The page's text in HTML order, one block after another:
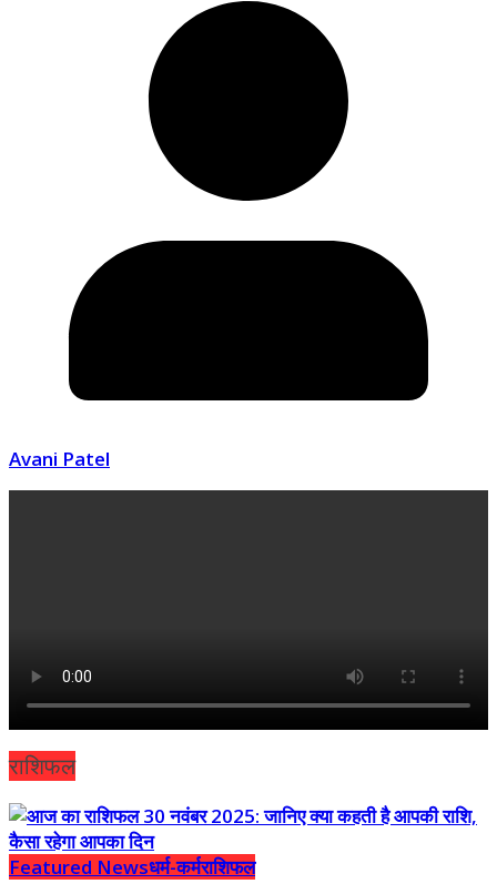
Avani Patel
राशिफल
Featured Newsधर्म-कर्मराशिफल